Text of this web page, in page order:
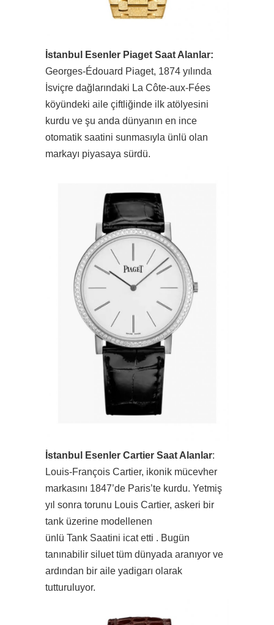
İstanbul Esenler Piaget Saat Alanlar:
Georges-Édouard Piaget, 1874 yılında
İsviçre dağlarındaki La Côte-aux-Fées
köyündeki aile çiftliğinde ilk atölyesini
kurdu ve şu anda dünyanın en ince
otomatik saatini sunmasıyla ünlü olan
markayı piyasaya sürdü.
İstanbul Esenler Cartier Saat Alanlar:
Louis-François Cartier, ikonik mücevher
markasını 1847’de Paris’te kurdu. Yetmiş
yıl sonra torunu Louis Cartier, askeri bir
tank üzerine modellenen
ünlü Tank Saatini icat etti . Bugün
tanınabilir siluet tüm dünyada aranıyor ve
ardından bir aile yadigarı olarak
tutturuluyor.